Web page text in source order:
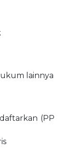
lainnya
(PP